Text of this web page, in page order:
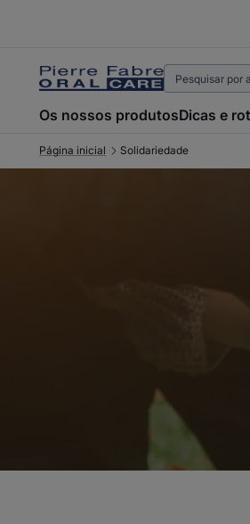
Os nossos produtosDicas e
Página inicial Solidariedade